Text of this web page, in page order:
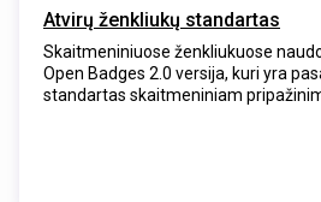
Atvirų ženkliukų standartas
Skaitmeniniuose ženkliukuose
Open Badges 2.0 versija, kuri yra
standartas skaitmeniniam